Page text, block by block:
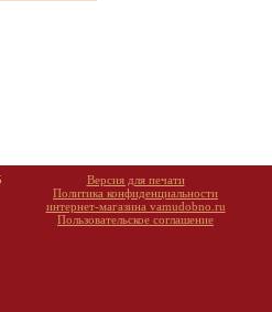
Версия для печати
Политика конфиденциальности
интернет-магазина vamudobno.ru
Пользовательское соглашение